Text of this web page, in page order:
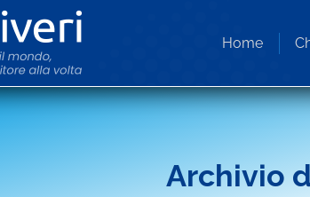
Home
Archivio